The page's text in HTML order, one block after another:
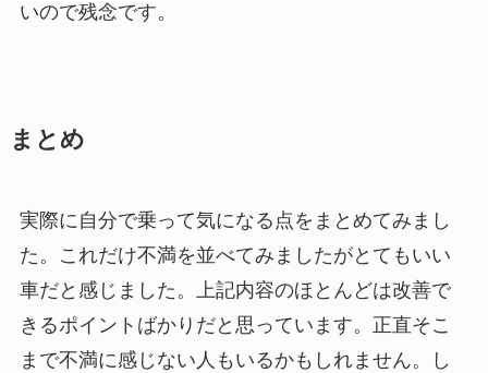
いので残念です。
まとめ
実際に自分で乗って気になる点をまとめてみまし
た。これだけ不満を並べてみましたがとてもいい
車だと感じました。上記内容のほとんどは改善で
きるポイントばかりだと思っています。正直そこ
まで不満に感じない人もいるかもしれません。し